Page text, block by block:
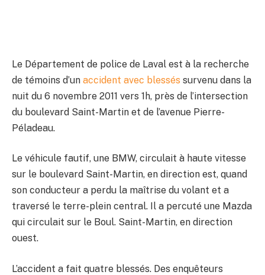
Le Département de police de Laval est à la recherche
de témoins d’un accident avec blessés survenu dans la
nuit du 6 novembre 2011 vers 1h, près de l’intersection
du boulevard Saint-Martin et de l’avenue Pierre-
Péladeau.
Le véhicule fautif, une BMW, circulait à haute vitesse
sur le boulevard Saint-Martin, en direction est, quand
son conducteur a perdu la maîtrise du volant et a
traversé le terre-plein central. Il a percuté une Mazda
qui circulait sur le Boul. Saint-Martin, en direction
ouest.
L’accident a fait quatre blessés. Des enquêteurs